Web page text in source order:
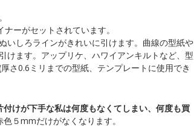
ーがセットされています。
いしろラインがきれいに引けます。曲線の型紙や
けます。アップリケ、ハワイアンキルトなど、型
さ0.6ミリまでの型紙、テンプレートに使用でき
付けが下手な私は何度もなくてしまい、何度も買
５mmだけがなくなります。